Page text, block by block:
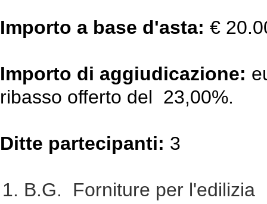
Importo a base d'asta: €
Importo di aggiudicazione:
ribasso offerto del 23,00%.
Ditte partecipanti: 3
B.G. Forniture per